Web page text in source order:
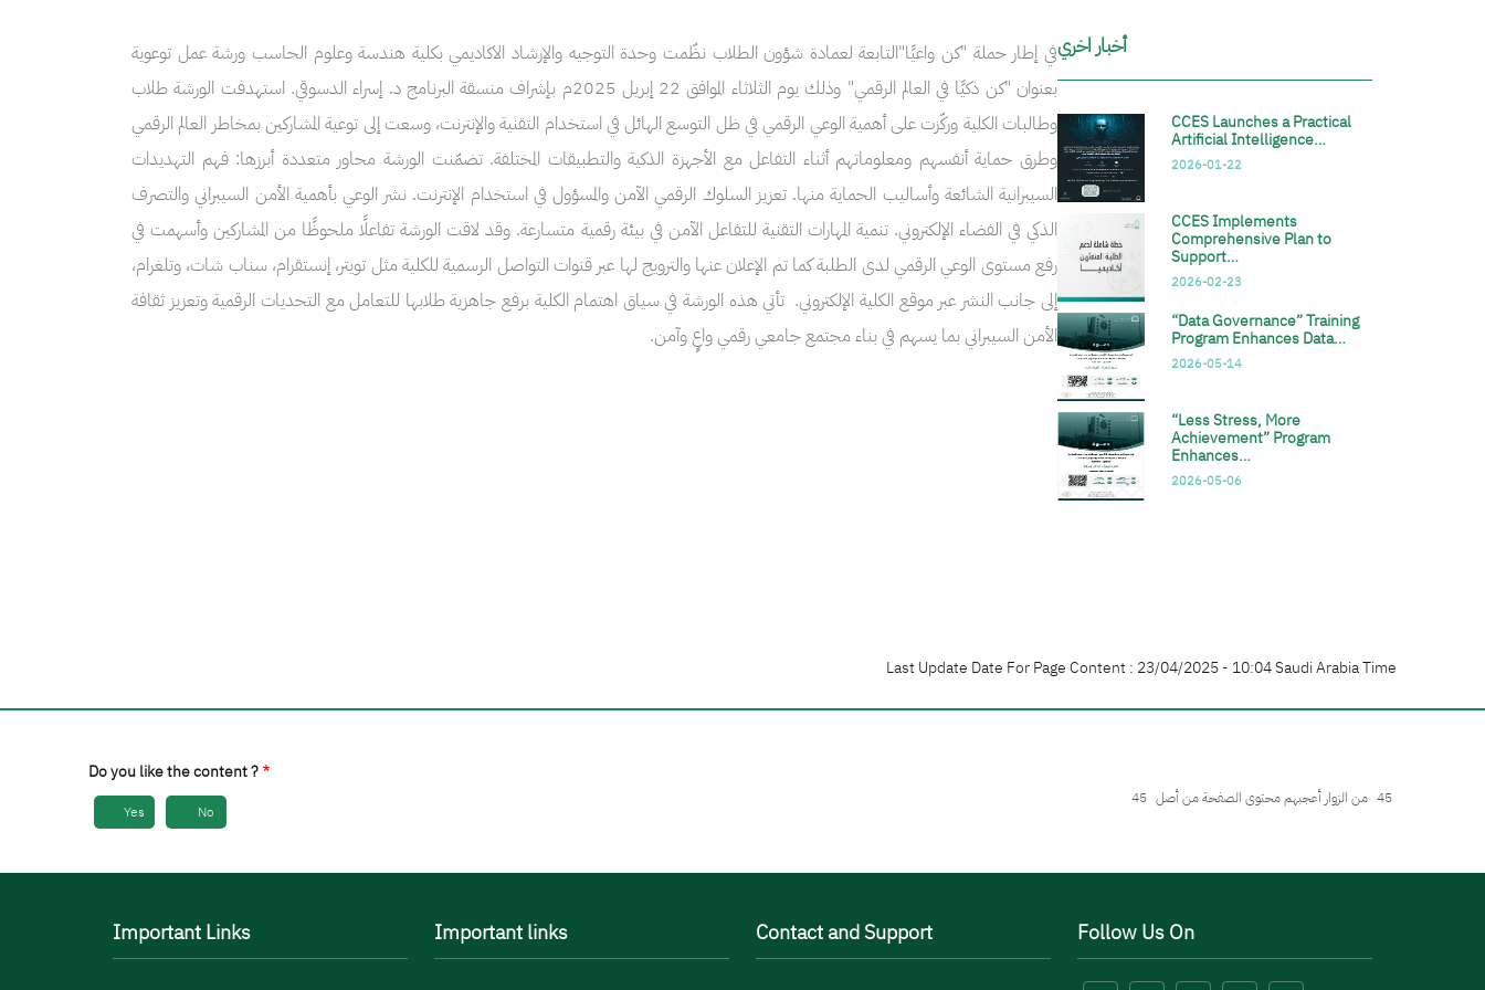
في إطار حملة "كن واعيًا"التابعة لعمادة شؤون الطلاب نظّمت وحدة التوجيه والإرشاد الاكاديمي بكلية هندسة وعلوم الحاسب ورشة عمل توعوية
بعنوان "كن ذكيًا في العالم الرقمي" وذلك يوم الثلاثاء الموافق 22 إبريل 2025م بإشراف منسقة البرنامج د. إسراء الدسوقي. استهدفت الورشة طلاب
وطالبات الكلية وركّزت على أهمية الوعي الرقمي في ظل التوسع الهائل في استخدام التقنية والإنترنت، وسعت إلى توعية المشاركين بمخاطر العالم الرقمي
وطرق حماية أنفسهم ومعلوماتهم أثناء التفاعل مع الأجهزة الذكية والتطبيقات المختلفة. تضمّنت الورشة محاور متعددة أبرزها: فهم التهديدات
السيبرانية الشائعة وأساليب الحماية منها. تعزيز السلوك الرقمي الآمن والمسؤول في استخدام الإنترنت. نشر الوعي بأهمية الأمن السيبراني والتصرف
الذكي في الفضاء الإلكتروني. تنمية المهارات التقنية للتفاعل الآمن في بيئة رقمية متسارعة. وقد لاقت الورشة تفاعلًا ملحوظًا من المشاركين وأسهمت في
رفع مستوى الوعي الرقمي لدى الطلبة كما تم الإعلان عنها والترويج لها عبر قنوات التواصل الرسمية للكلية مثل تويتر، إنستقرام، سناب شات، وتلغرام،
إلى جانب النشر عبر موقع الكلية الإلكتروني. تأتي هذه الورشة في سياق اهتمام الكلية برفع جاهزية طلابها للتعامل مع التحديات الرقمية وتعزيز ثقافة
الأمن السيبراني بما يسهم في بناء مجتمع جامعي رقمي واعٍ وآمن.
أخبار اخري
CCES Launches a Practical
Artificial Intelligence…
2026-01-22
CCES Implements
Comprehensive Plan to
Support…
2026-02-23
“Data Governance” Training
Program Enhances Data…
2026-05-14
“Less Stress, More
Achievement” Program
Enhances…
2026-05-06
Last Update Date For Page Content : 23/04/2025 - 10:04 Saudi Arabia Time
Do you like the content ?
Yes No
45 من الزوار أعجبهم محتوى الصفحة من أصل 45
Important Links Important links Contact and Support Follow Us On